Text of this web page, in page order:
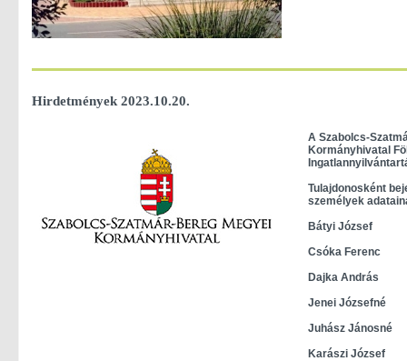
Hirdetmények 2023.10.20.
A Szabolcs-
Kormányhivatal
Tulajdonosként
személyek
Bátyi József
Csóka Ferenc
Dajka András
Jenei Józsefné
Juhász Jánosné
Karászi József